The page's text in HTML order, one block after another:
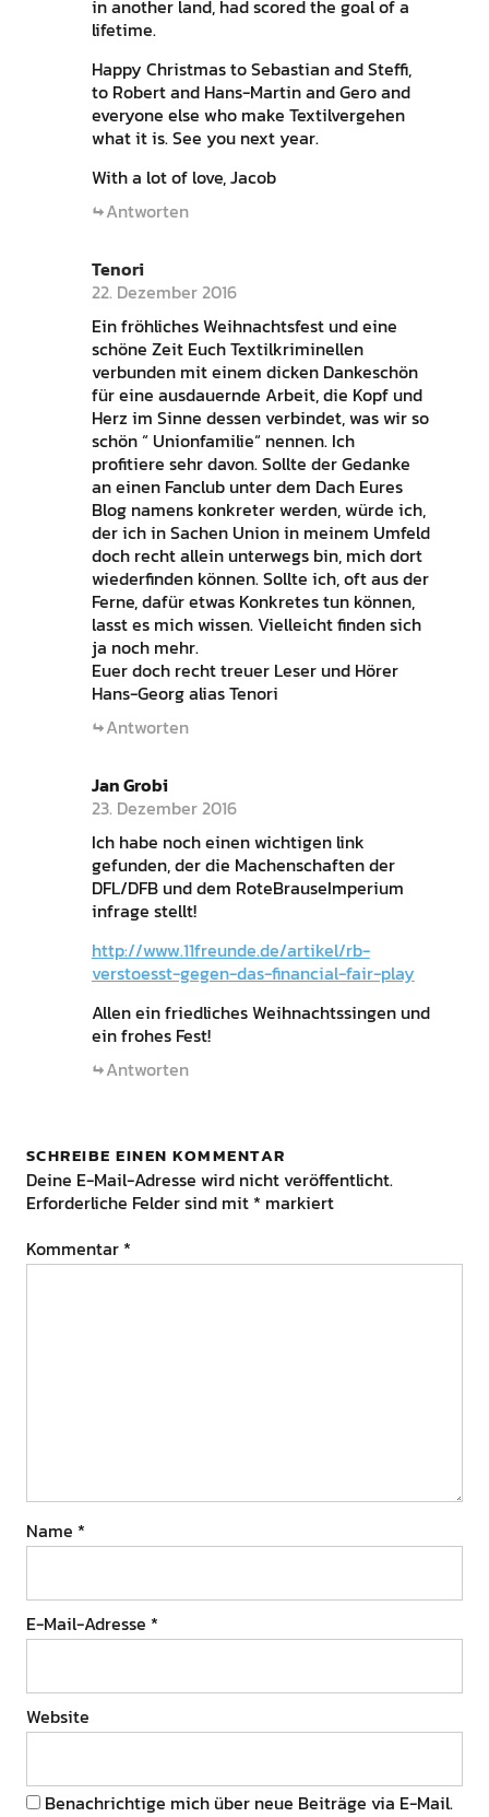
in another land, had scored the goal of a
lifetime.
Happy Christmas to Sebastian and Steffi,
to Robert and Hans-Martin and Gero and
everyone else who make Textilvergehen
what it is. See you next year.
With a lot of love, Jacob
Antworten
Tenori
22. Dezember 2016
Ein fröhliches Weihnachtsfest und eine
schöne Zeit Euch Textilkriminellen
verbunden mit einem dicken Dankeschön
für eine ausdauernde Arbeit, die Kopf und
Herz im Sinne dessen verbindet, was wir so
schön “ Unionfamilie“ nennen. Ich
profitiere sehr davon. Sollte der Gedanke
an einen Fanclub unter dem Dach Eures
Blog namens konkreter werden, würde ich,
der ich in Sachen Union in meinem Umfeld
doch recht allein unterwegs bin, mich dort
wiederfinden können. Sollte ich, oft aus der
Ferne, dafür etwas Konkretes tun können,
lasst es mich wissen. Vielleicht finden sich
ja noch mehr.
Euer doch recht treuer Leser und Hörer
Hans-Georg alias Tenori
Antworten
Jan Grobi
23. Dezember 2016
Ich habe noch einen wichtigen link
gefunden, der die Machenschaften der
DFL/DFB und dem RoteBrauseImperium
infrage stellt!
http://www.11freunde.de/artikel/rb-
verstoesst-gegen-das-financial-fair-play
Allen ein friedliches Weihnachtssingen und
ein frohes Fest!
Antworten
SCHREIBE EINEN KOMMENTAR
Deine E-Mail-Adresse wird nicht veröffentlicht.
Erforderliche Felder sind mit * markiert
Kommentar *
Name *
E-Mail-Adresse *
Website
Benachrichtige mich über neue Beiträge via E-Mail.